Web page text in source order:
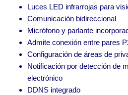
Luces LED infrarrojas para
Comunicación bidireccional
Micrófono y parlante
Admite conexión entre pares
Configuración de áreas de
Notificación por detección de
electrónico
DDNS integrado